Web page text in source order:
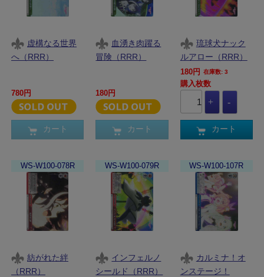
虚構なる世界
へ（RRR）
780円
カート
血湧き肉躍る
冒険（RRR）
180円
カート
琉球犬ナック
ルアロー（RRR）
180円 在庫数: 3
購入枚数
カート
WS-W100-078R
紡がれた絆
（RRR）
WS-W100-079R
インフェルノ
シールド（RRR）
WS-W100-107R
カルミナ！オ
ンステージ！